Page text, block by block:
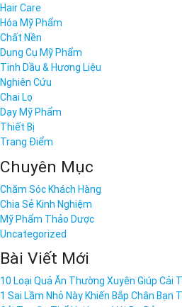
Hair Care
Hóa Mỹ Phẩm
Chất Nền
Dụng Cụ Mỹ Phẩm
Tinh Dầu & Hương Liệu
Nghiên Cứu
Chai Lọ
Dạy Mỹ Phẩm
Thiết Bị
Trang Điểm
Chuyên Mục
Chăm Sóc Khách Hàng
Chia Sẻ Kinh Nghiệm
Mỹ Phẩm Thảo Dược
Uncategorized
Bài Viết Mới
10 Loại Quả Ăn Thường Xuyên Giúp Cải
1 Sai Lầm Nhỏ Này Khiến Bắp Chân Bạn